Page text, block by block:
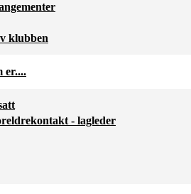
klubben
er....
- lagleder